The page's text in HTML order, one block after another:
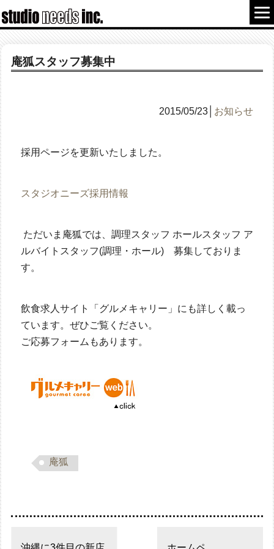
庵狐スタッフ募集中
2015/05/23│ お知らせ
採用ページを更新いたしました。
スタジオニーズ採用情報
ただいま庵狐では、調理スタッフ ホールスタッフ ア
ルバイトスタッフ(調理・ホール) 募集しておりま
す。
飲食求人サイト「グルメキャリー」にも詳しく載っ
ています。ぜひご覧ください。
ご応募フォームもあります。
庵狐